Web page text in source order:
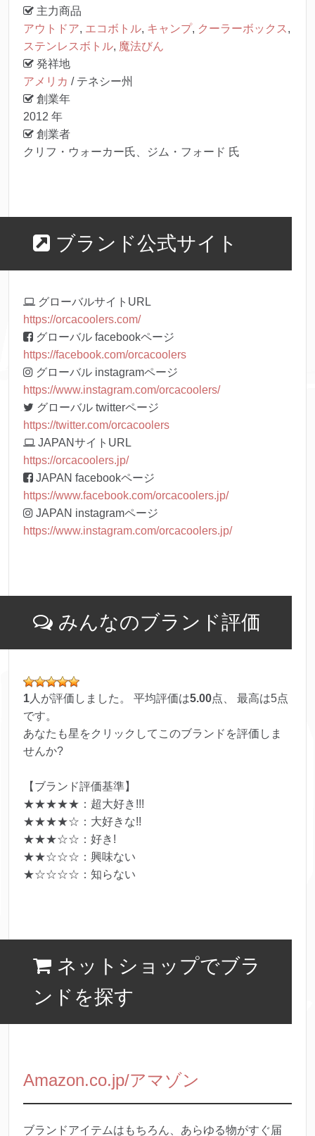
主力商品
アウトドア, エコボトル, キャンプ, クーラーボックス ,
ステンレスボトル, 魔法びん
発祥地
アメリカ / テネシー州
創業年
2012 年
創業者
クリフ・ウォーカー氏、ジム・フォード 氏
ブランド公式サイト
グローバルサイトURL
https://orcacoolers.com/
グローバル facebookページ
https://facebook.com/orcacoolers
グローバル instagramページ
https://www.instagram.com/orcacoolers/
グローバル twitterページ
https://twitter.com/orcacoolers
JAPANサイトURL
https://orcacoolers.jp/
JAPAN facebookページ
https://www.facebook.com/orcacoolers.jp/
JAPAN instagramページ
https://www.instagram.com/orcacoolers.jp/
みんなのブランド評価
1 人が評価しました。 平均評価は5.00点、 最高は5点
です。
あなたも星をクリックしてこのブランドを評価しま
せんか?
【ブランド評価基準】
★★★★★：超大好き!!!
★★★★☆：大好きな!!
★★★☆☆：好き!
★★☆☆☆：興味ない
★☆☆☆☆：知らない
ネットショップでブラ
ンドを探す
Amazon.co.jp/アマゾン
ブランドアイテムはもちろん、あらゆる物がすぐ届